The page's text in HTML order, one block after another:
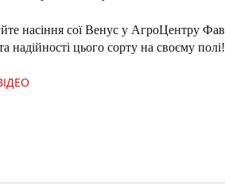
насіння сої Венус у АгроЦентру
надійності цього сорту на своєму полі!